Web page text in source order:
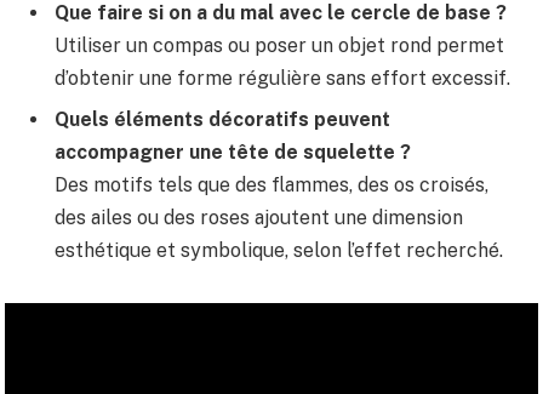
Que faire si on a du mal avec le cercle de base ?
Utiliser un compas ou poser un objet rond permet
d’obtenir une forme régulière sans effort excessif.
Quels éléments décoratifs peuvent
accompagner une tête de squelette ?
Des motifs tels que des flammes, des os croisés,
des ailes ou des roses ajoutent une dimension
esthétique et symbolique, selon l’effet recherché.